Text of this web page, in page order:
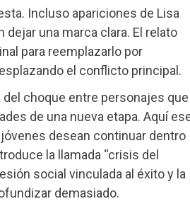
Incluso apariciones de Lisa
dejar una marca clara. El relato
para reemplazarlo por
el conflicto principal.
choque entre personajes que
de una nueva etapa. Aquí
desean continuar dentro
la llamada “crisis del
social vinculada al éxito y la
demasiado.